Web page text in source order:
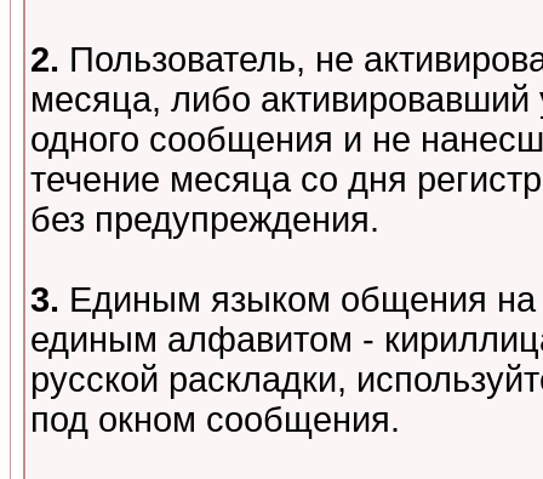
2. Пользователь, не
месяца, либо
одного сообщения и не
течение месяца со дня
без предупреждения.
3. Единым языком общения на
единым алфавитом -
русской раскладки,
под окном сообщения.